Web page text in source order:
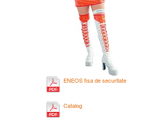
ENEOS fisa de securitate
Catalog